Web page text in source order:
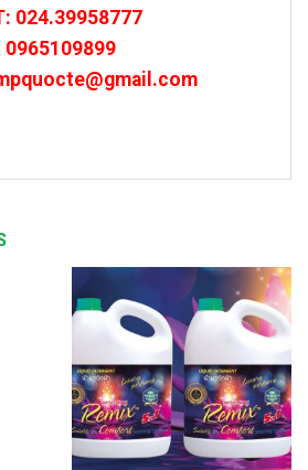
024.39958777
0965109899